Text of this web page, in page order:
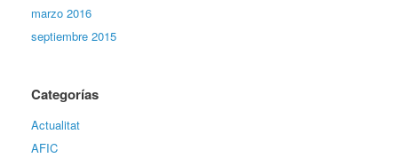
marzo 2016
septiembre 2015
Categorías
Actualitat
AFIC